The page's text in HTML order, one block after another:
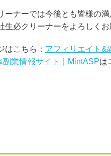
ーナーでは今後とも皆様の
生必クリーナーをよろしくお
はこちら： アフィリエイト&
副業情報サイト｜MintASPは